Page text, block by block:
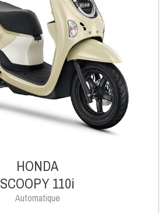
HONDA
SCOOPY 110i
Automatique